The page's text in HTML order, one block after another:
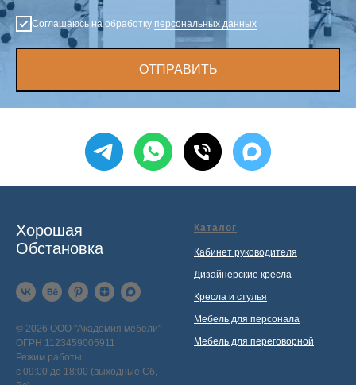
Соглашаюсь на обработку персональных данных
ОТПРАВИТЬ
Хорошая
Обстановка
© 2026 ООО "Академия мебели"
ОГРН 1123459005911
Режим работы:
с 09:00 до 18:00 (выходные Сб,
Каталог
Кабинет руководителя
Дизайнерские кресла
Кресла и стулья
Мебель для персонала
Мебель для переговорной